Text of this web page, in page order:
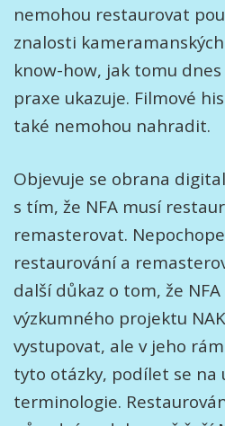
nemohou restaurovat
znalosti
know-how, jak tomu dnes
praxe ukazuje. Filmové
také nemohou nahradit.
Objevuje se obrana
s tím, že NFA musí
remasterovat.
restaurování a
další důkaz o tom, že
výzkumného projektu
vystupovat, ale v jeho
tyto otázky, podílet se na
terminologie.